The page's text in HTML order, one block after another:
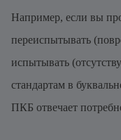
Например, если вы
переиспытывать
испытывать
стандартам в
ПКБ отвечает